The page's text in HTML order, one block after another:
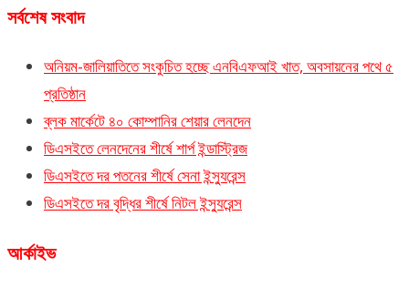
সর্বশেষ সংবাদ
অনিয়ম-জালিয়াতিতে সংকুচিত হচ্ছে এনবিএফআই খাত, অবসায়নের পথে ৫
প্রতিষ্ঠান
ব্লক মার্কেটে ৪০ কোম্পানির শেয়ার লেনদেন
ডিএসইতে লেনদেনের শীর্ষে শার্প ইন্ডাস্ট্রিজ
ডিএসইতে দর পতনের শীর্ষে সেনা ইন্স্যুরেন্স
ডিএসইতে দর বৃদ্ধির শীর্ষে নিটল ইন্স্যুরেন্স
আর্কাইভ